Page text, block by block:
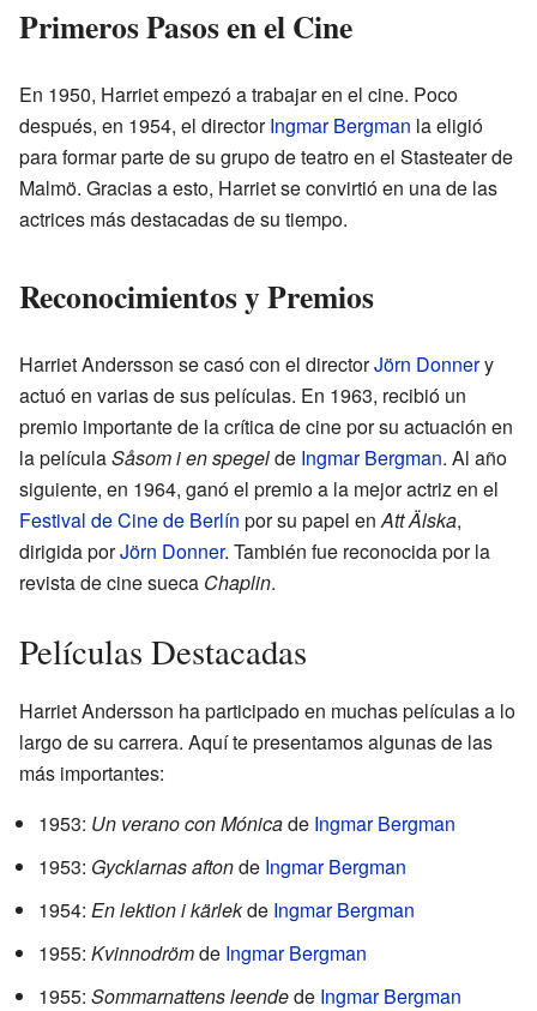
Primeros Pasos en el Cine
En 1950, Harriet empezó a trabajar en el cine. Poco
después, en 1954, el directorIngmar Bergman la eligió
para formar parte de su grupo de teatro en el Stasteater de
Malmö. Gracias a esto, Harriet se convirtió en una de las
actrices más destacadas de su tiempo.
Reconocimientos y Premios
Harriet Andersson se casó con el directorJörn Donnery
actuó en varias de sus películas. En 1963, recibió un
premio importante de la crítica de cine por su actuación en
la películaSåsom i en spegelde Ingmar Bergman. Al año
siguiente, en 1964, ganó el premio a la mejor actriz en el
Festival de Cine de Berlín por su papel enAtt Älska,
dirigida porJörn Donner. También fue reconocida por la
revista de cine sueca Chaplin.
Películas Destacadas
Harriet Andersson ha participado en muchas películas a lo
largo de su carrera. Aquí te presentamos algunas de las
más importantes:
1953: Un verano con Mónicade Ingmar Bergman
1953: Gycklarnas aftonde Ingmar Bergman
1954: En lektion i kärlekde Ingmar Bergman
1955: Kvinnodrömde Ingmar Bergman
1955: Sommarnattens leendede Ingmar Bergman